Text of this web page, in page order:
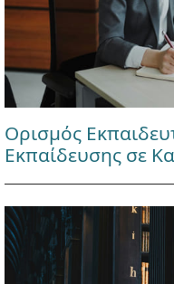
Ορισμός
Εκπαίδευσης σε